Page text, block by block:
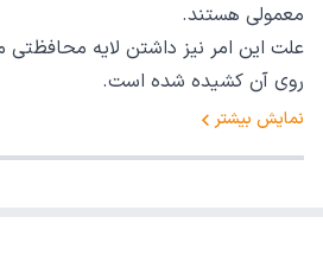
معمولی هستند.
علت این امر نیز داشتن لایه
روی آن کشیده شده است.
نمایش بیشتر